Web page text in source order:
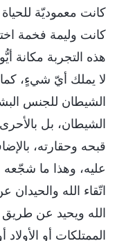
كانت معموديّة
كانت وليمة فخمة
هذه التجربة
لا يملك أيّ شيءٍ،
الشيطان للجنس
الشيطان، بل
قبحه وحقارته،
عليه، وهذا ما شجّعه
اتّقاء الله
الله ويحيد عن
الممتلكات أو